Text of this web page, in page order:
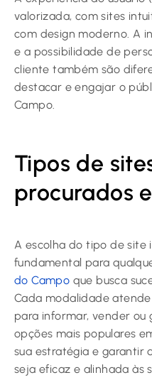
valorizada, com sites
com design moderno. A
e a possibilidade de
cliente também são
destacar e engajar o
Campo.
Tipos de
procurados
A escolha do tipo de site
fundamental para
do Campo que busca
Cada modalidade
para informar, vender ou
opções mais populares
sua estratégia e garantir
seja eficaz e alinhada às